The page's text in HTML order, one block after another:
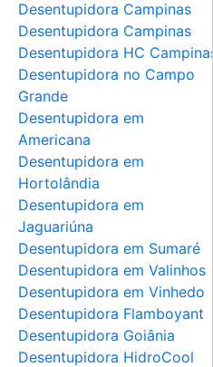
Desentupidora Campinas
Desentupidora Campinas
Desentupidora HC Campinas
Desentupidora no Campo
Grande
Desentupidora em
Americana
Desentupidora em
Hortolândia
Desentupidora em
Jaguariúna
Desentupidora em Sumaré
Desentupidora em Valinhos
Desentupidora em Vinhedo
Desentupidora Flamboyant
Desentupidora Goiânia
Desentupidora HidroCool